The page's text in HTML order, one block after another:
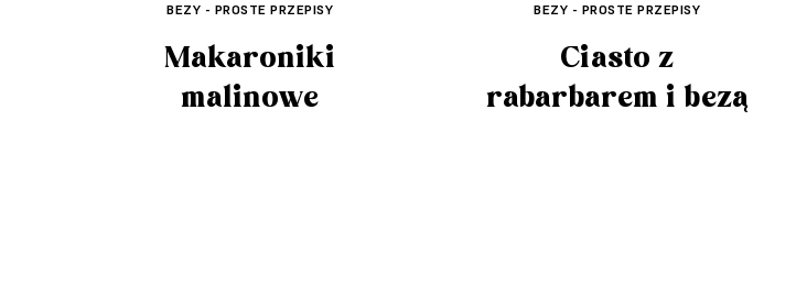
BEZY - PROSTE PRZEPISY
Makaroniki
malinowe
BEZY - PROSTE PRZEPISY
Ciasto z
rabarbarem i bezą